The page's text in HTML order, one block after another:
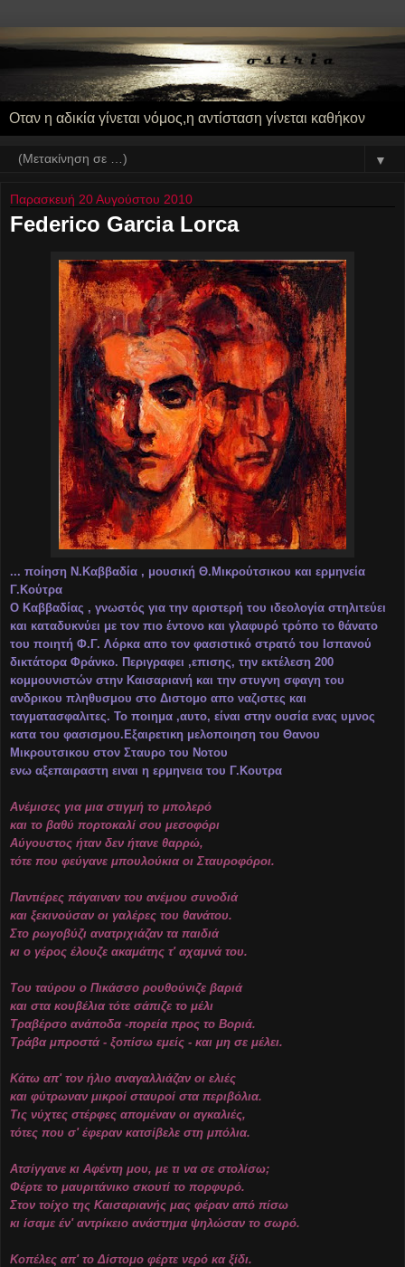
Οταν η αδικία γίνεται νόμος,η αντίσταση γίνεται καθήκον
▼
Παρασκευή 20 Αυγούστου 2010
Federico Garcia Lorca
... ποίηση Ν.Καββαδία , μουσική Θ.Μικρούτσικου και ερμηνεία
Γ.Κούτρα
Ο Καββαδίας , γνωστός για την αριστερή του ιδεολογία στηλιτεύει
και καταδυκνύει με τον πιο έντονο και γλαφυρό τρόπο το θάνατο
του ποιητή Φ.Γ. Λόρκα απο τον φασιστικό στρατό του Ισπανού
δικτάτορα Φράνκο. Περιγραφει ,επισης, την εκτέλεση 200
κομμουνιστών στην Καισαριανή και την στυγνη σφαγη του
ανδρικου πληθυσμου στο Διστομο απο ναζιστες και
ταγματασφαλιτες. Το ποιημα ,αυτο, είναι στην ουσία ενας υμνος
κατα του φασισμου.Εξαιρετικη μελοποιηση του Θανου
Μικρουτσικου στον Σταυρο του Νοτου
ενω αξεπαιραστη ειναι η ερμηνεια του Γ.Κουτρα
Aνέμισες για μια στιγμή το μπολερό
και το βαθύ πορτοκαλί σου μεσοφόρι
Αύγουστος ήταν δεν ήτανε θαρρώ,
τότε που φεύγανε μπουλούκια οι Σταυροφόροι.
Παντιέρες πάγαιναν του ανέμου συνοδιά
και ξεκινούσαν οι γαλέρες του θανάτου.
Στο ρωγοβύζι ανατριχιάζαν τα παιδιά
κι ο γέρος έλουζε ακαμάτης τ' αχαμνά του.
Του ταύρου ο Πικάσσο ρουθούνιζε βαριά
και στα κουβέλια τότε σάπιζε το μέλι
Τραβέρσο ανάποδα -πορεία προς το Βοριά.
Τράβα μπροστά - ξοπίσω εμείς - και μη σε μέλει.
Κάτω απ' τον ήλιο αναγαλλιάζαν οι ελιές
και φύτρωναν μικροί σταυροί στα περιβόλια.
Τις νύχτες στέρφες απομέναν οι αγκαλιές,
τότες που σ' έφεραν κατσίβελε στη μπόλια.
Ατσίγγανε κι Αφέντη μου, με τι να σε στολίσω;
Φέρτε το μαυριτάνικο σκουτί το πορφυρό.
Στον τοίχο της Καισαριανής μας φέραν από πίσω
κι ίσαμε έν' αντρίκειο ανάστημα ψηλώσαν το σωρό.
Κοπέλες απ' το Δίστομο φέρτε νερό κα ξίδι.